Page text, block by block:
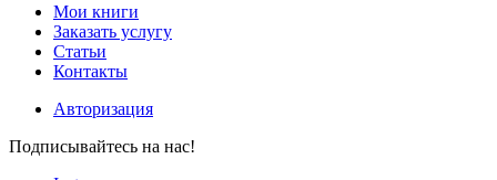
Мои книги
Заказать услугу
Статьи
Контакты
Авторизация
Подписывайтесь на нас!